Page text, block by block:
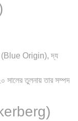
(Blue Origin), দ্য
সালের তুলনায় তার সম্পদ